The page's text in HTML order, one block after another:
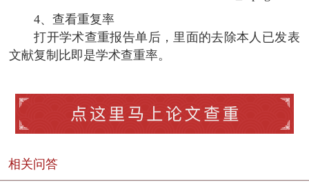
4、查看重复率
打开学术查重报告单后，里面的去除本人已发表
文献复制比即是学术查重率。
相关问答